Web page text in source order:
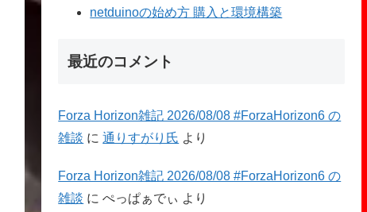
netduinoの始め方 購入と環境構築
最近のコメント
Forza Horizon雑記 2026/08/08 #ForzaHorizon6 の
雑談 に通りすがり氏 より
Forza Horizon雑記 2026/08/08 #ForzaHorizon6 の
雑談 にぺっぱぁでぃ より